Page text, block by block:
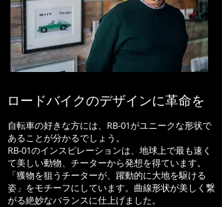
ロードバイクのデザインに革命を
自転車の好きな方には、RB-01がユニークな形状で
あることが分かるでしょう。
RB-01のインスピレーションは、地球上で最も速く
て美しい動物、チーターから発想を得ています。
「獲物を狙うチーターが、躍動的に大地を駆ける
姿」をモチーフにしています。 曲線形状が美しく繋
がる絶妙なバランスに仕上げました。